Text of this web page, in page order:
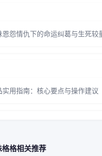
恩怨情仇下的命运纠葛与生死较
实用指南：核心要点与操作建议
格相关推荐